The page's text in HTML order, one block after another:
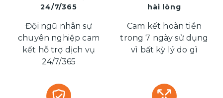
24/7/365
Đội ngũ nhân sự
chuyên nghiệp cam
kết hỗ trợ dịch vụ
24/7/365
hài lòng
Cam kết hoàn tiền
trong 7 ngày sử dụng
vì bất kỳ lý do gì